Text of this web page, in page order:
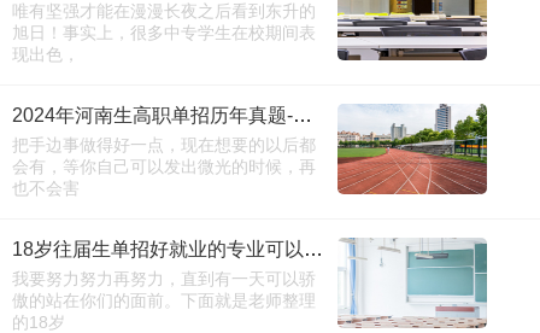
唯有坚强才能在漫漫长夜之后看到东升的
旭日！事实上，很多中专学生在校期间表
现出色，
2024年河南生高职单招历年真题-报名网站
把手边事做得好一点，现在想要的以后都
会有，等你自己可以发出微光的时候，再
也不会害
18岁往届生单招好就业的专业可以报国控专业吗-学生必看
我要努力努力再努力，直到有一天可以骄
傲的站在你们的面前。下面就是老师整理
的18岁